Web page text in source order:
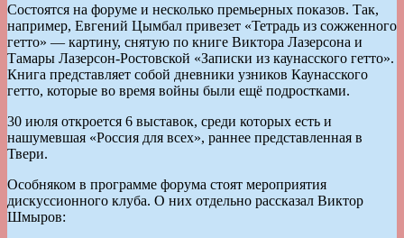
Состоятся на форуме и несколько премьерных показов. Так,
например, Евгений Цымбал привезет «Тетрадь из сожженного
гетто» — картину, снятую по книге Виктора Лазерсона и
Тамары Лазерсон-Ростовской «Записки из каунасского гетто».
Книга представляет собой дневники узников Каунасского
гетто, которые во время войны были ещё подростками.
30 июля откроется 6 выставок, среди которых есть и
нашумевшая «Россия для всех», раннее представленная в
Твери.
Особняком в программе форума стоят мероприятия
дискуссионного клуба. О них отдельно рассказал Виктор
Шмыров: